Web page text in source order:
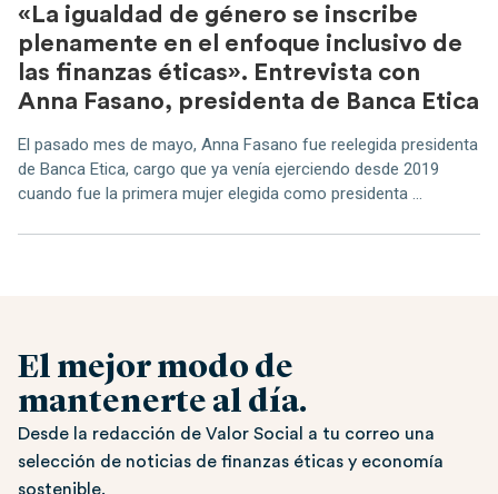
«La igualdad de género se inscribe
plenamente en el enfoque inclusivo de
las finanzas éticas». Entrevista con
Anna Fasano, presidenta de Banca Etica
El pasado mes de mayo, Anna Fasano fue reelegida presidenta
de Banca Etica, cargo que ya venía ejerciendo desde 2019
cuando fue la primera mujer elegida como presidenta ...
El mejor modo de
mantenerte al día.
Desde la redacción de Valor Social a tu correo una
selección de noticias de finanzas éticas y economía
sostenible.